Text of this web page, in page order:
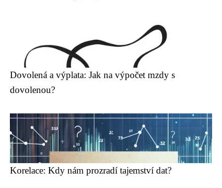
Dovolená a výplata: Jak na výpočet mzdy s
dovolenou?
Korelace: Kdy nám prozradí tajemství dat?